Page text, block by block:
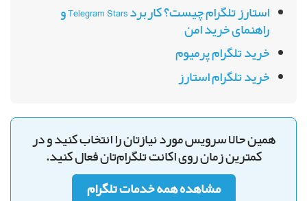
استارز تلگرام چیست؟ کاربرد Telegram Stars و
راهنمای خرید امن
خرید تلگرام پرمیوم
خرید تلگرام استارز
همین حالا سرویس مورد نیازتان را انتخاب کنید و در
کمترین زمان روی اکانت تلگرام‌تان فعال کنید.
مشاهده همه خدمات تلگرام